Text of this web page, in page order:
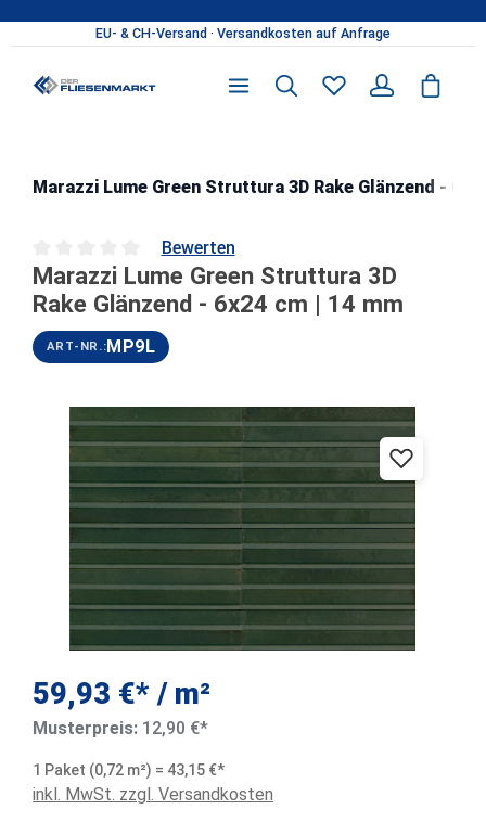
Zum Hauptinhalt springen
Marazzi Lume Green Struttura 3D Rake Glänzend -
Durchschnittliche Bewertung von 0 von 5 Sternen
Bewerten
Marazzi Lume Green Struttura 3D
Rake Glänzend - 6x24 cm | 14 mm
ART-NR.: MP9L
Bildergalerie überspringen
59,93 €* / m²
Musterpreis: 12,90 €*
1 Paket (0,72 m²) = 43,15 €*
inkl. MwSt. zzgl. Versandkosten